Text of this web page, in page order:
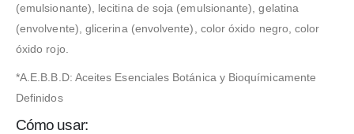
(emulsionante), lecitina de soja (emulsionante), gelatina
(envolvente), glicerina (envolvente), color óxido negro, color
óxido rojo.
*A.E.B.B.D: Aceites Esenciales Botánica y Bioquímicamente
Definidos
Cómo usar: